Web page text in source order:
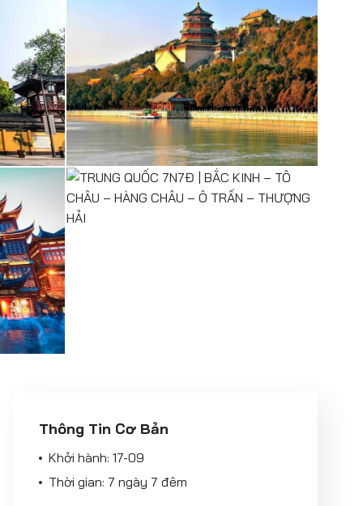
Thông Tin Cơ Bản
Khởi hành: 17-09
Thời gian: 7 ngày 7 đêm